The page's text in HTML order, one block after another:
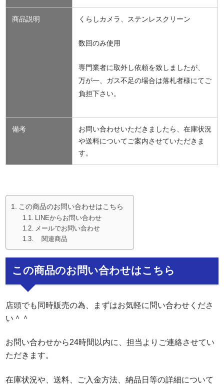
商品説明 くらしカメラ、ステンレスクリーン
数回のみ使用
専門業者に取外し依頼を致しましたが、
万が一、ガス不足の場合は落札者様にてご
負担下さい。
備考
お問い合わせいただきましたら、在庫状況
や送料についてご案内させていただきま
す。
この商品のお問い合わせはこちら
LINEからお問い合わせ
メールでお問い合わせ
関連商品
この商品のお問い合わせはこちら
店頭でも同時販売の為、まずはお気軽に問い合わせくださ
い＾＾
お問い合わせから24時間以内に、担当よりご連絡させてい
ただきます。
在庫状況や、送料、ご入金方法、納品日等の詳細について